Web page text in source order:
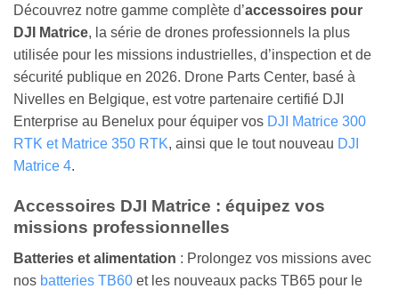
Découvrez notre gamme complète d’accessoires pour
DJI Matrice, la série de drones professionnels la plus
utilisée pour les missions industrielles, d’inspection et de
sécurité publique en 2026. Drone Parts Center, basé à
Nivelles en Belgique, est votre partenaire certifié DJI
Enterprise au Benelux pour équiper vos DJI Matrice 300
RTK et Matrice 350 RTK, ainsi que le tout nouveau DJI
Matrice 4.
Accessoires DJI Matrice : équipez vos
missions professionnelles
Batteries et alimentation : Prolongez vos missions avec
nos batteries TB60 et les nouveaux packs TB65 pour le